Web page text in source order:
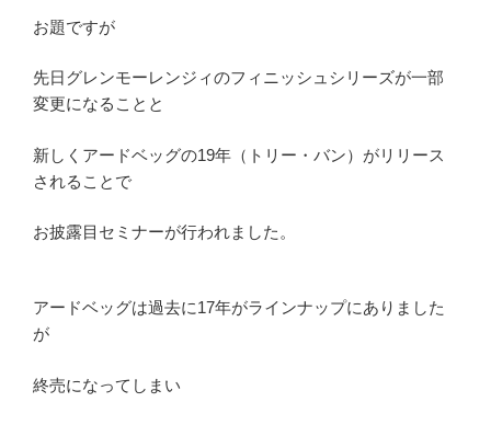
お題ですが
先日グレンモーレンジィのフィニッシュシリーズが一部
変更になることと
新しくアードベッグの19年（トリー・バン）がリリース
されることで
お披露目セミナーが行われました。
アードベッグは過去に17年がラインナップにありました
が
終売になってしまい